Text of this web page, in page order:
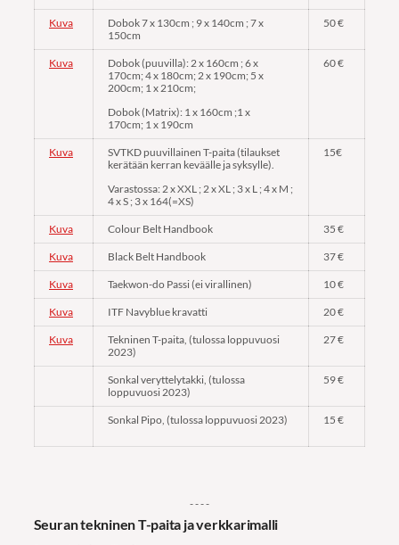
- - - -
Seuran tekninen T-paita ja verkkarimalli
Kuva
Dobok 7 x 130cm ; 9 x 140cm ; 7 x
150cm
50 €
Kuva
Dobok (puuvilla): 2 x 160cm ; 6 x
170cm; 4 x 180cm; 2 x 190cm; 5 x
200cm; 1 x 210cm;
Dobok (Matrix): 1 x 160cm ;1 x
170cm; 1 x 190cm
60 €
Kuva
SVTKD puuvillainen T-paita (tilaukset
kerätään kerran keväälle ja syksylle).
Varastossa: 2 x XXL ; 2 x XL ; 3 x L ; 4 x M ;
4 x S ; 3 x 164(=XS)
15€
Kuva Colour Belt Handbook 35 €
Kuva Black Belt Handbook 37 €
Kuva Taekwon-do Passi (ei virallinen) 10 €
Kuva ITF Navyblue kravatti 20 €
Kuva
Tekninen T-paita, (tulossa loppuvuosi
2023)
27 €
Sonkal veryttelytakki, (tulossa
loppuvuosi 2023)
59 €
Sonkal Pipo, (tulossa loppuvuosi 2023) 15 €